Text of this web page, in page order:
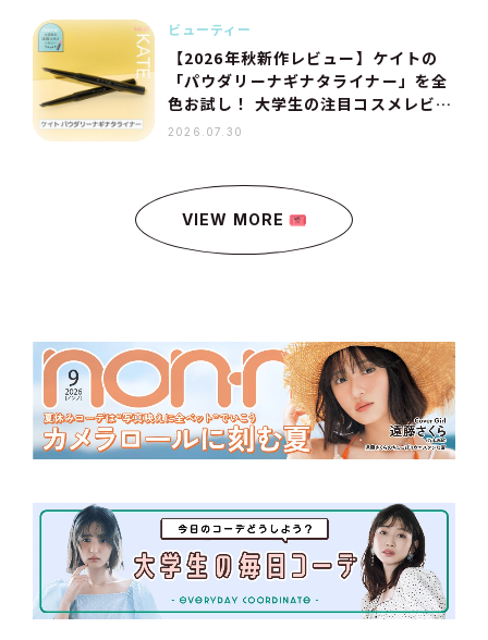
ビューティー
【2026年秋新作レビュー】ケイトの
「パウダリーナギナタライナー」を全
色お試し！ 大学生の注目コスメレビュ
ー連載 Vol.22
2026.07.30
VIEW MORE